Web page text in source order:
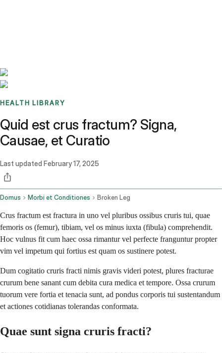
HEALTH LIBRARY
Quid est crus fractum? Signa,
Causae, et Curatio
Last updated February 17, 2025
Domus Morbi et Conditiones Broken Leg
Crus fractum est fractura in uno vel pluribus ossibus cruris tui, quae
femoris os (femur), tibiam, vel os minus iuxta (fibula) comprehendit.
Hoc vulnus fit cum haec ossa rimantur vel perfecte franguntur propter
vim vel impetum qui fortius est quam os sustinere potest.
Dum cogitatio cruris fracti nimis gravis videri potest, plures fracturae
crurum bene sanant cum debita cura medica et tempore. Ossa crurum
tuorum vere fortia et tenacia sunt, ad pondus corporis tui sustentandum
et actiones cotidianas tolerandas conformata.
Quae sunt signa cruris fracti?